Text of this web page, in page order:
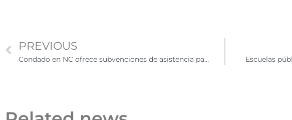
PREVIOUS
Condado en NC ofrece subvenciones de asistencia para la vivienda tras huracán Helene sin importar estatus migratorio